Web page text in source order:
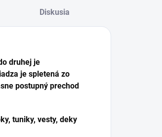
Diskusia
druhej je
je spletená zo
postupný prechod
tuniky, vesty, deky